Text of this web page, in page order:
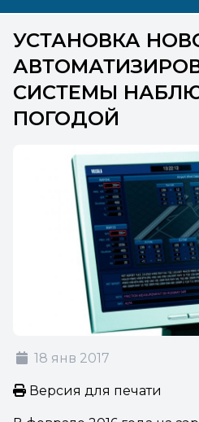
УСТАНОВКА
СИСТЕМЫ
ПОГОДОЙ
18 янв 2017
Версия для печати